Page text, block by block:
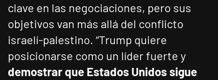
clave en las negociaciones, pero sus
objetivos van más allá del conflicto
israelí-palestino. “Trump quiere
posicionarse como un líder fuerte y
demostrar que Estados Unidos sigue